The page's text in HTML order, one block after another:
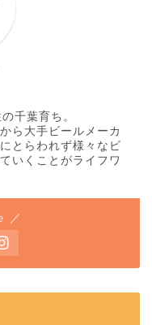
千葉育ち。
ら大手ビールメーカ
とらわれず様々なビ
いくことがライフワ
／